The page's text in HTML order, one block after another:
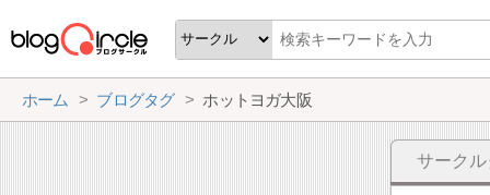
ホーム ブログタグ ホットヨガ大阪
サーク